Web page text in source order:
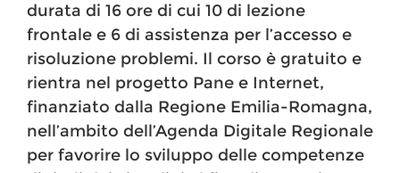
durata di 16 ore di cui 10 di lezione
frontale e 6 di assistenza per l’accesso e
risoluzione problemi. Il corso è gratuito e
rientra nel progetto Pane e Internet,
finanziato dalla Regione Emilia-Romagna,
nell’ambito dell’Agenda Digitale Regionale
per favorire lo sviluppo delle competenze